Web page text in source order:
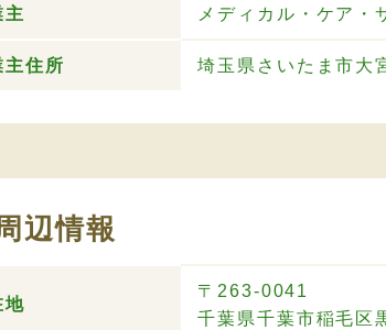
主 メディカル・ケア・
主住所 埼玉県さいたま市大
辺情報
地
〒263-0041
千葉県千葉市稲毛区